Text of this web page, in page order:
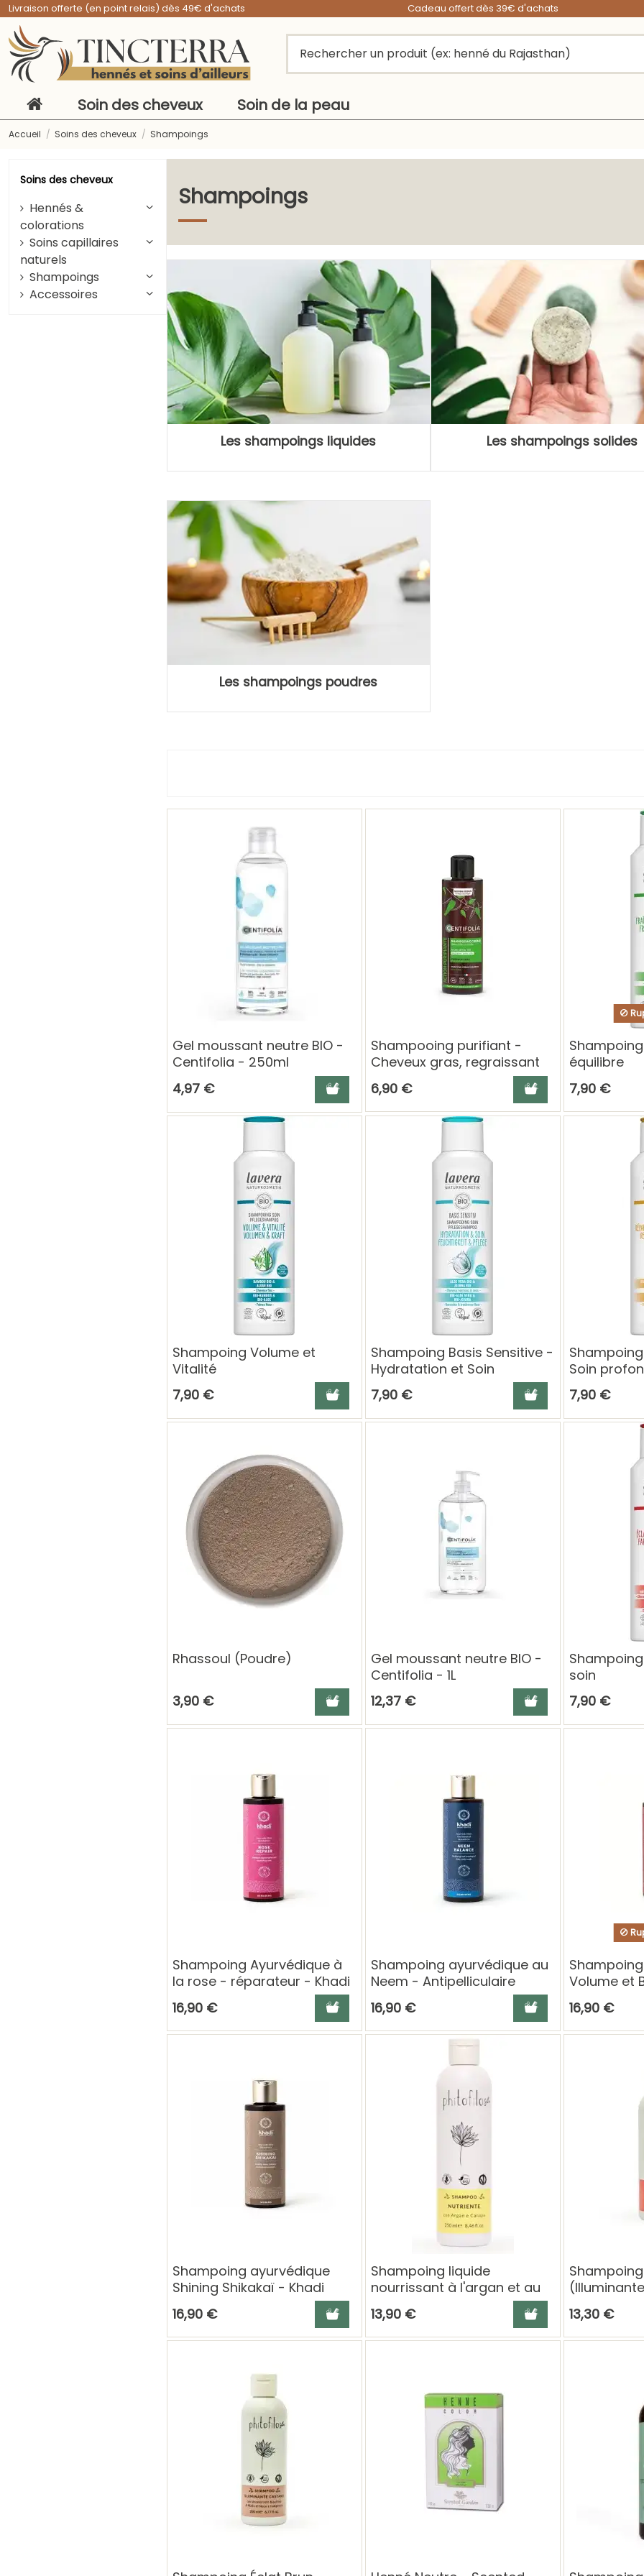
Livraison offerte (en point relais) dès 49€ d'achats Cadeau offert dès 39€ d'achats
Soin des cheveux Soin de la peau
Accueil Soins des cheveux Shampoings
Shampoings
Les shampoings liquides Les shampoings solides
Les shampoings poudres
Gel moussant neutre BIO -
Centifolia - 250ml
4,97 €
Ajouter au panier
Shampooing purifiant -
Cheveux gras, regraissant
vite BIO, 200 ml de Centifolia
6,90 € Ajouter au panier
équilibre
7,90 €
Shampoing Volume et
Vitalité
7,90 €
Ajouter au panier
Shampoing Basis Sensitive -
Hydratation et Soin
7,90 €
Ajouter au panier
Soin
soin des
7,90 €
Rhassoul (Poudre)
3,90 € Ajouter au panier
Gel moussant neutre BIO -
Centifolia - 1L
12,37 €
Ajouter au panier
soin
7,90 €
Shampoing Ayurvédique à
la rose - réparateur - Khadi
16,90 €
Ajouter au panier
Shampoing ayurvédique au
Neem - Antipelliculaire
16,90 €
Ajouter au panier
Volume et
16,90 €
Shampoing ayurvédique
Shining Shikakaï - Khadi
16,90 €
Ajouter au panier
Shampoing liquide
nourrissant à l'argan et au
chanvre (Shampoo
Nutriente) - Phitofilos
13,90 € Ajouter au panier
Cheveux
Phitofilos
13,30 €
Soins des cheveux
Hennés &
colorations
Soins capillaires
naturels
Shampoings
Accessoires